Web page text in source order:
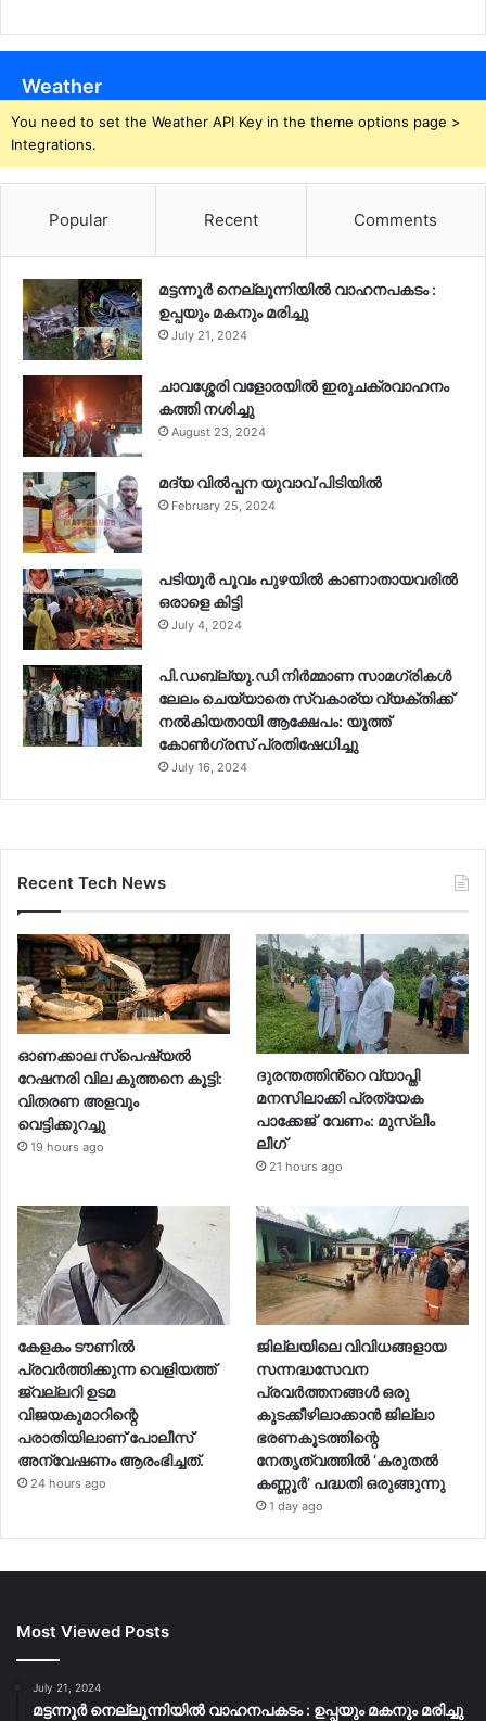
Weather
You need to set the Weather API Key in the theme options page >
Integrations.
Popular Recent Comments
മട്ടന്നൂർ നെല്ലൂന്നിയിൽ വാഹനപകടം :
ഉപ്പയും മകനും മരിച്ചു
July 21, 2024
ചാവശ്ശേരി വളോരയിൽ ഇരുചക്രവാഹനം
കത്തി നശിച്ചു
August 23, 2024
മദ്യ വിൽപ്പന യുവാവ് പിടിയിൽ
February 25, 2024
പടിയൂർ പൂവം പുഴയിൽ കാണാതായവരിൽ
ഒരാളെ കിട്ടി
July 4, 2024
പി.ഡബ്ല്യു.ഡി നിർമ്മാണ സാമഗ്രികൾ
ലേലം ചെയ്യാതെ സ്വകാര്യ വ്യക്തിക്ക്
നൽകിയതായി ആക്ഷേപം: യൂത്ത്
കോൺഗ്രസ് പ്രതിഷേധിച്ചു
July 16, 2024
Recent Tech News
ഓണക്കാല സ്പെഷ്യൽ
റേഷനരി വില കുത്തനെ കൂട്ടി:
വിതരണ അളവും
വെട്ടിക്കുറച്ചു
19 hours ago
ദുരന്തത്തിൻ്റെ വ്യാപ്തി
മനസിലാക്കി പ്രത്യേക
പാക്കേജ് വേണം: മുസ്ലിം
ലീഗ്
21 hours ago
കേളകം ടൗണിൽ
പ്രവർത്തിക്കുന്ന വെളിയത്ത്
ജ്വല്ലറി ഉടമ
വിജയകുമാറിന്റെ
പരാതിയിലാണ് പോലീസ്
അന്വേഷണം ആരംഭിച്ചത്.
24 hours ago
ജില്ലയിലെ വിവിധങ്ങളായ
സന്നദ്ധസേവന
പ്രവര്‍ത്തനങ്ങള്‍ ഒരു
കുടക്കീഴിലാക്കാന്‍ ജില്ലാ
ഭരണകൂടത്തിന്റെ
നേതൃത്വത്തില്‍ ‘കരുതല്‍
കണ്ണൂര്‍’ പദ്ധതി ഒരുങ്ങുന്നു
1 day ago
Most Viewed Posts
July 21, 2024
മട്ടന്നൂർ നെല്ലൂന്നിയിൽ വാഹനപകടം : ഉപ്പയും മകനും മരിച്ചു